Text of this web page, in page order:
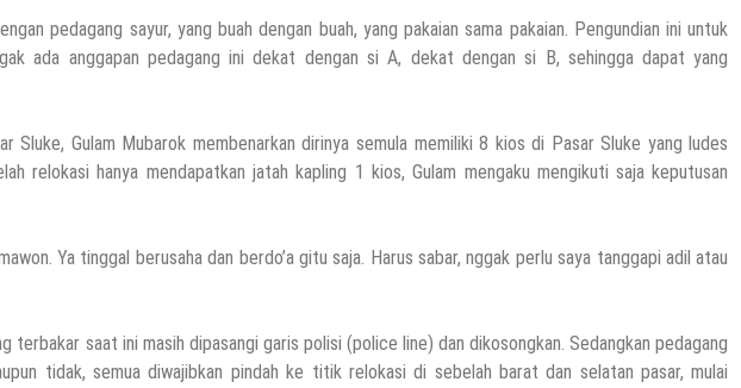
pedagang sayur, yang buah dengan buah, yang pakaian sama pakaian. Pengundian ini untuk
ada anggapan pedagang ini dekat dengan si A, dekat dengan si B, sehingga dapat yang
Sluke, Gulam Mubarok membenarkan dirinya semula memiliki 8 kios di Pasar Sluke yang ludes
relokasi hanya mendapatkan jatah kapling 1 kios, Gulam mengaku mengikuti saja keputusan
Ya tinggal berusaha dan berdo’a gitu saja. Harus sabar, nggak perlu saya tanggapi adil atau
terbakar saat ini masih dipasangi garis polisi (police line) dan dikosongkan. Sedangkan pedagang
tidak, semua diwajibkan pindah ke titik relokasi di sebelah barat dan selatan pasar, mulai